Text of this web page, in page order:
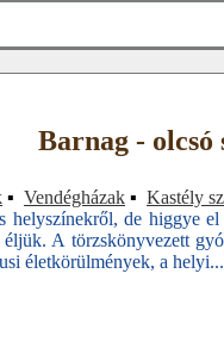
Barnag - olcsó
▪ Vendégházak ▪ Kastély
helyszínekről, de higgye
A törzskönyvezett
életkörülmények, a helyi...